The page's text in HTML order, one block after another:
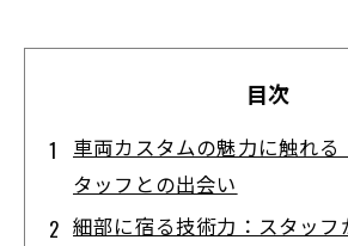
目次
車両カスタムの魅力に触れる
タッフとの出会い
細部に宿る技術力：スタッフ